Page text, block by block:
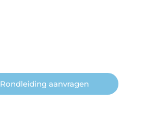
Rondleiding aanvragen